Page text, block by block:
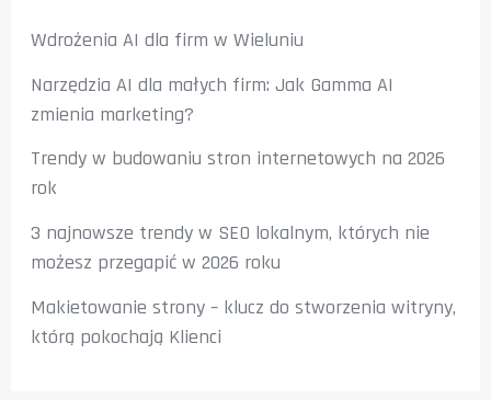
Wdrożenia AI dla firm w Wieluniu
Narzędzia AI dla małych firm: Jak Gamma AI
zmienia marketing?
Trendy w budowaniu stron internetowych na 2026
rok
3 najnowsze trendy w SEO lokalnym, których nie
możesz przegapić w 2026 roku
Makietowanie strony – klucz do stworzenia witryny,
którą pokochają Klienci